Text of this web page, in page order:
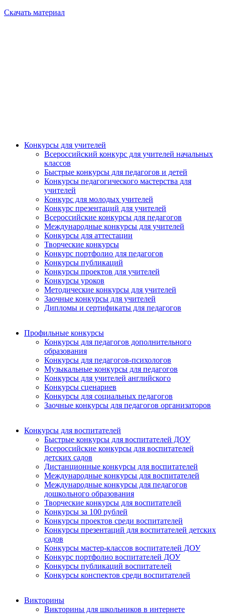
Скачать материал
Конкурсы для учителей
Всероссийский конкурс для учителей начальных
классов
Быстрые конкурсы для педагогов и детей
Конкурсы педагогического мастерства для
учителей
Конкурс для молодых учителей
Конкурс презентаций для учителей
Всероссийские конкурсы для педагогов
Международные конкурсы для учителей
Конкурсы для аттестации
Творческие конкурсы
Конкурс портфолио для педагогов
Конкурсы публикаций
Конкурсы проектов для учителей
Конкурсы уроков
Методические конкурсы для учителей
Заочные конкурсы для учителей
Дипломы и сертификаты для педагогов
Профильные конкурсы
Конкурсы для педагогов дополнительного
образования
Конкурсы для педагогов-психологов
Музыкальные конкурсы для педагогов
Конкурсы для учителей английского
Конкурсы сценариев
Конкурсы для социальных педагогов
Заочные конкурсы для педагогов организаторов
Конкурсы для воспитателей
Быстрые конкурсы для воспитателей ДОУ
Всероссийские конкурсы для воспитателей
детских садов
Дистанционные конкурсы для воспитателей
Международные конкурсы для воспитателей
Международные конкурсы для педагогов
дошкольного образования
Творческие конкурсы для воспитателей
Конкурсы за 100 рублей
Конкурсы проектов среди воспитателей
Конкурсы презентаций для воспитателей детских
садов
Конкурсы мастер-классов воспитателей ДОУ
Конкурс портфолио воспитателей ДОУ
Конкурсы публикаций воспитателей
Конкурсы конспектов среди воспитателей
Викторины
Викторины для школьников в интернете